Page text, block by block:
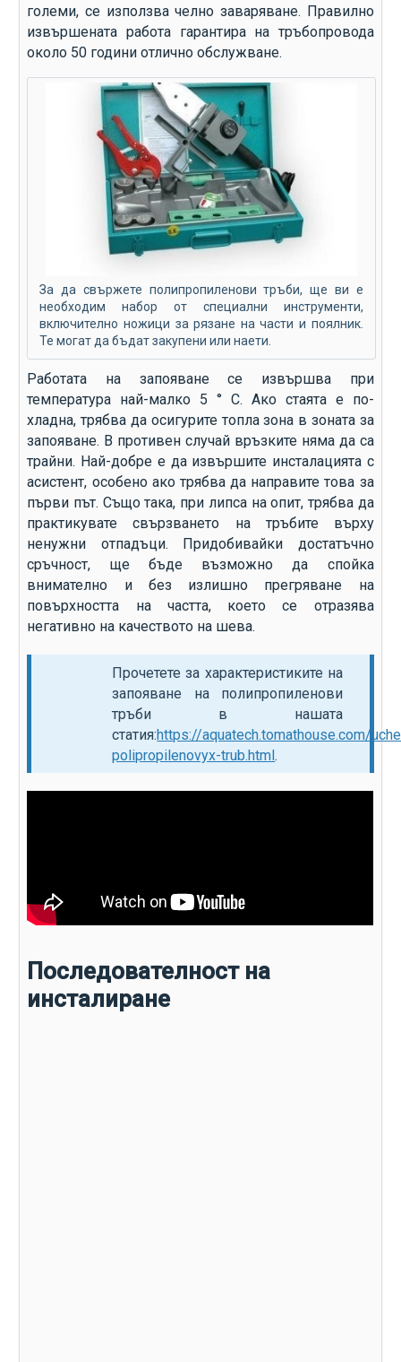
големи, се използва челно заваряване. Правилно
извършената работа гарантира на тръбопровода
около 50 години отлично обслужване.
За да свържете полипропиленови тръби, ще ви е
необходим набор от специални инструменти,
включително ножици за рязане на части и поялник.
Те могат да бъдат закупени или наети.
Работата на запояване се извършва при
температура най-малко 5 ° C. Ако стаята е по-
хладна, трябва да осигурите топла зона в зоната за
запояване. В противен случай връзките няма да са
трайни. Най-добре е да извършите инсталацията с
асистент, особено ако трябва да направите това за
първи път. Също така, при липса на опит, трябва да
практикувате свързването на тръбите върху
ненужни отпадъци. Придобивайки достатъчно
сръчност, ще бъде възможно да спойка
внимателно и без излишно прегряване на
повърхността на частта, което се отразява
негативно на качеството на шева.
Прочетете за характеристиките на
запояване на полипропиленови
тръби в нашата
статия:https://aquatech.tomathouse.com/
polipropilenovyx-trub.html.
Последователност на
инсталиране